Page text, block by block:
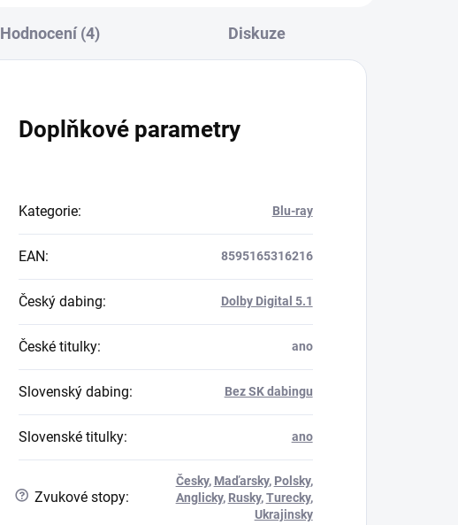
Hodnocení (4) Diskuze
Doplňkové parametry
Kategorie: Blu-ray
EAN: 8595165316216
Český dabing: Dolby Digital 5.1
České titulky: ano
Slovenský dabing: Bez SK dabingu
Slovenské titulky: ano
? Zvukové stopy:
Česky, Maďarsky, Polsky,
Anglicky, Rusky,Turecky,
Ukrajinsky